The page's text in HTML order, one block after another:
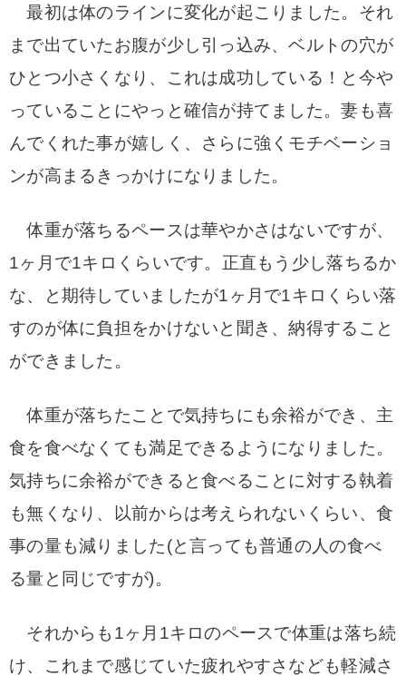
最初は体のラインに変化が起こり ました。 それ
まで出ていたお腹が少し引っ込み、ベルトの穴が
ひとつ小さくなり、これは成功している！ と今や
っていることにやっと確信が持てました。妻も喜
んでくれた事が嬉しく、さらに強く モチベーショ
ンが高まるきっかけになりました。
体重が落ちるペースは華やかさはないですが、
1ヶ月で1キロくらいです。正直もう少し落ちるか
な、
と期待していましたが1ヶ月で1キロくらい落
すのが体に負担をかけないと聞き、納得すること
ができました。
体重が落ちたことで気持ちにも余裕ができ、主
食を食べなく ても満足できるようになりました。
気持ちに余裕ができると食べることに対する執着
も無くなり、以前からは考えられないくらい、 食
事の量も減りました(と言っても普通の人の食べ
る量と同じですが)。
それからも1ヶ月1キロのペースで体重は落ち続
け、
これまで感じていた疲れやすさなども軽減さ